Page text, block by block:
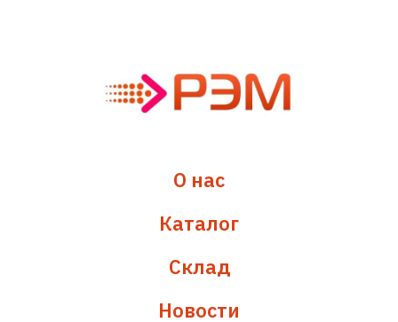
О нас
Каталог
Склад
Новости